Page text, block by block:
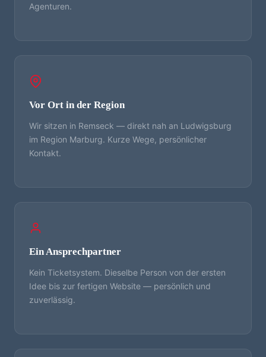
Agenturen.
Vor Ort in der Region
Wir sitzen in Remseck — direkt nah an Ludwigsburg
im Region Marburg. Kurze Wege, persönlicher
Kontakt.
Ein Ansprechpartner
Kein Ticketsystem. Dieselbe Person von der ersten
Idee bis zur fertigen Website — persönlich und
zuverlässig.